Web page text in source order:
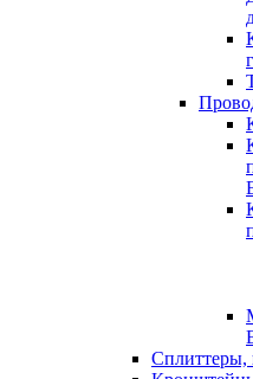
Сплиттеры,